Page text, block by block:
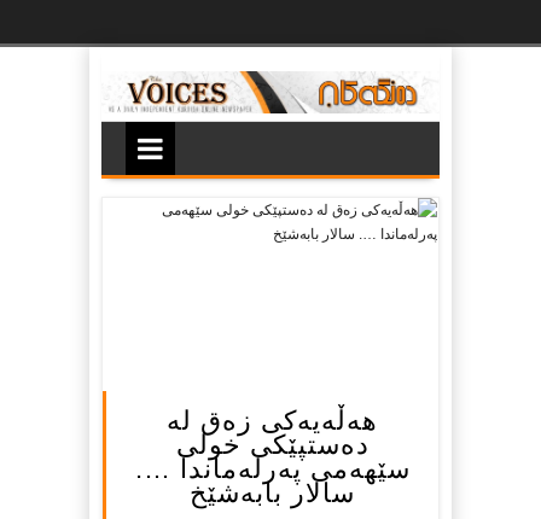
هەڵەیەكی زەق لە
دەستپێكی خولی
سێهەمی پەرلەماندا ….
سالار بابەشێخ